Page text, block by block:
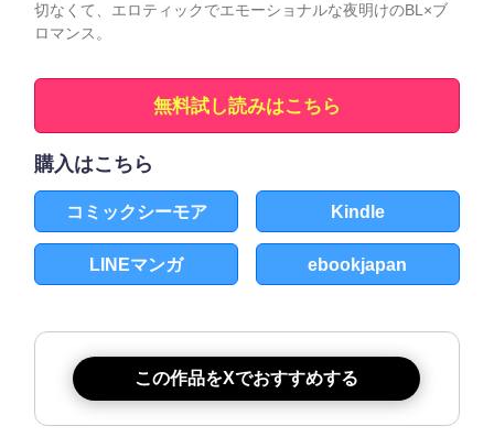
切なくて、エロティックでエモーショナルな夜明けのBL×ブ
ロマンス。
無料試し読みはこちら
購入はこちら
コミックシーモア Kindle
LINEマンガ ebookjapan
この作品をXでおすすめする